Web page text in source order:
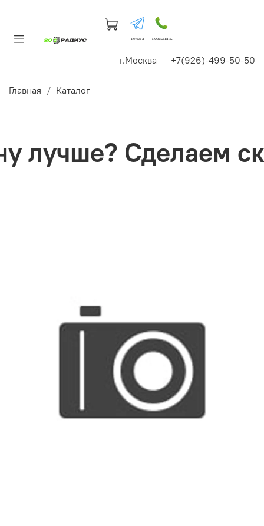
телега позвонить
г.Москва +7(926)-499-50-50
Главная Каталог
Сделаем